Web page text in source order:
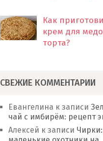
Как
крем для
торта?
СВЕЖИЕ КОММЕНТАРИИ
Евангелина к записи
чай с имбирём: рецепт
Алексей к записи Чирки: